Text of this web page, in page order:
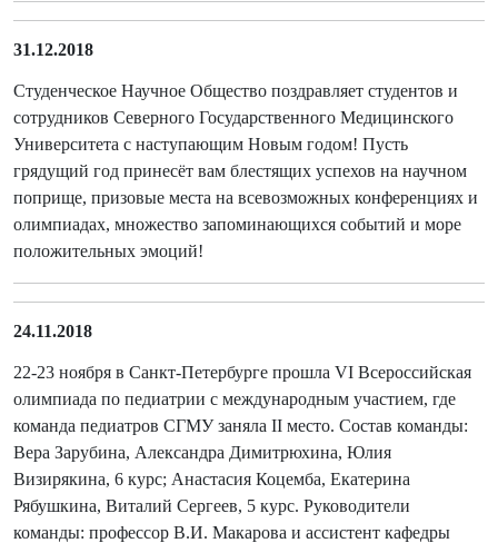
31.12.2018
Студенческое Научное Общество поздравляет студентов и
сотрудников Северного Государственного Медицинского
Университета с наступающим Новым годом! Пусть
грядущий год принесёт вам блестящих успехов на научном
поприще, призовые места на всевозможных конференциях и
олимпиадах, множество запоминающихся событий и море
положительных эмоций!
24.11.2018
22-23 ноября в Санкт-Петербурге прошла VI Всероссийская
олимпиада по педиатрии с международным участием, где
команда педиатров СГМУ заняла II место. Состав команды:
Вера Зарубина, Александра Димитрюхина, Юлия
Визирякина, 6 курс; Анастасия Коцемба, Екатерина
Рябушкина, Виталий Сергеев, 5 курс. Руководители
команды: профессор В.И. Макарова и ассистент кафедры